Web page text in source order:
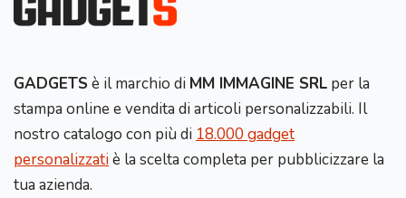
GADGETS è il marchio di MM IMMAGINE SRL per la
stampa online e vendita di articoli personalizzabili. Il
nostro catalogo con più di 18.000 gadget
personalizzatiè la scelta completa per pubblicizzare la
tua azienda.